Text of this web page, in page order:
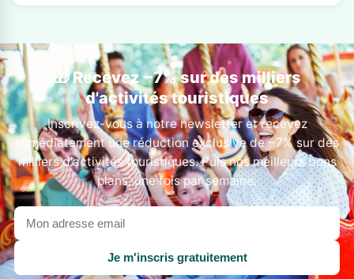
🎁 Recevez −7% sur des milliers
d'activités touristiques
Inscrivez-vous à notre newsletter et recevez
immédiatement une réduction exclusive de −7% sur des
milliers d'activités touristiques. Puis nos meilleurs bons
plans, une fois par semaine.
Votre
adresse
email
Je m'inscris gratuitement